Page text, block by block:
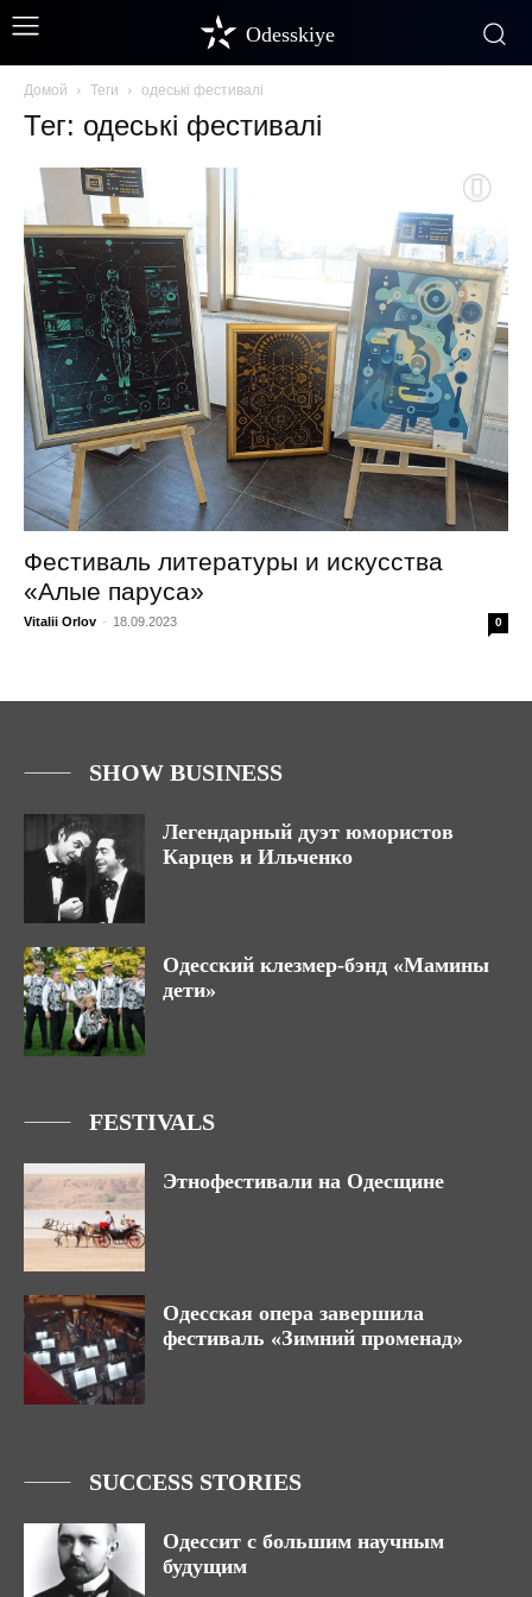
Odesskiye
Домой Теги одеські фестивалі
Тег: одеські фестивалі
Фестиваль литературы и искусства
«Алые паруса»
Vitalii Orlov - 18.09.2023 0
SHOW BUSINESS
Легендарный дуэт юмористов
Карцев и Ильченко
Одесский клезмер-бэнд «Мамины
дети»
FESTIVALS
Этнофестивали на Одесщине
Одесская опера завершила
фестиваль «Зимний променад»
SUCCESS STORIES
Одессит с большим научным
будущим